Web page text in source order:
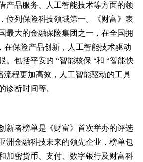
产品服务、人工智能技术等方面的领
位列保险科技领域第一。《财富》表
最大的金融保险集团之一，在全国拥
在保险产品创新，人工智能技术驱动
。包括平安的 “智能核保 “和 “智能快
流程更加高效，人工智能驱动的工具
诊断时间等。
新者榜单是《财富》首次举办的评选
洲金融科技未来的领先企业，榜单包
加密货币、支付、数字银行及财富科